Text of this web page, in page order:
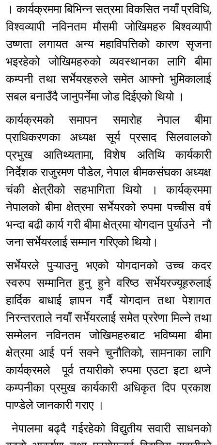
। कार्यक्रममा बिभिन्न सत्रमा विकसित नयाँ प्रविधि,
विश्वव्यापी नविनतम मौसमी जोखिमहरु बिश्वव्यापी
उष्णता लगायत अन्य महाविपत्तिको कारण सृजना
भइरहेको जोखिमहरुको व्यवस्थानका लागि बीमा
कम्पनी तथा सर्भेयरहरुले समेत आफ्नो भुमिकालाई
सबल बनाउँदै जानुपर्नेमा जोड दिईएको थियो ।
कार्यक्रमको समापन समारोह नेपाल बीमा
प्राधिकरणका अध्यक्ष सूर्य प्रसाद सिलवालको
प्रभुख आतिथ्यतामा, विशेष अतिथि कार्यकारी
निर्देशक राजुरमण पौडेल, नेपाल बीमकसंघका अध्यक्ष
चंकी क्षेत्रीको सहभागिता थियो । कार्यक्रममा
नेपालको बीमा क्षेत्रमा सर्भेयरको रुपमा पच्चीस वर्ष
भन्दा बढी कार्य गरी बीमा क्षेत्रमा योगदान पुर्याउने नौ
जना सर्भेयरलाई सम्मान गरिएको थियो।
सर्भेयरले पुऱ्याउनु भएको योगदानको उच्च कदर
स्वरुप सम्मानित हुनु हुने वरिष्ठ सर्भेयरज्यूहरुलाई
हार्दिक बाधाई ज्ञापन गर्दै योगदान तथा पेशागत
निरन्तरताले नयाँ सर्भेयरलाई समेत प्ररेणा मिल्ने तथा
सम्मेलन नविनतम जोखिमहरुबाट भविष्यमा बीमा
क्षेत्रमा आई पर्न सक्ने चुनौतिको, सामनाका लागि
कार्यक्रमले पूर्व तयारीको रुपमा एउटा इटा थप्ने
कम्पनीका प्रमुख कार्यकारी अधिकृत दिप प्रकाश
पाण्डेले जानकारी गराए ।
नेपालमा बढ्दै गईरहेको विद्युतीय सवारी साधनको